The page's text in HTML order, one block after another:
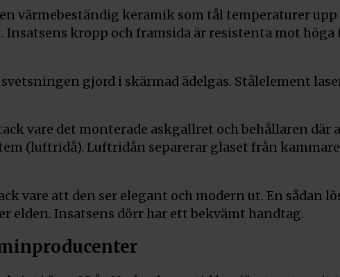
värmebeständig keramik som tål temperaturer upp
kropp och framsida är resistenta mot
gjord i skärmad ädelgas. Stålelement
vare det monterade askgallret och behållaren där
(luftridå). Luftridån separerar glaset från
vare att den ser elegant och modern ut. En sådan
elden. Insatsens dörr har ett bekvämt handtag.